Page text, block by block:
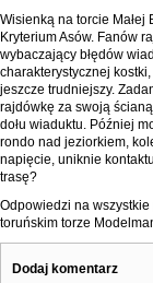
Wisienką na torcie
Kryterium Asów. Fanów
wybaczający błędów
charakterystycznej
jeszcze trudniejszy.
rajdówkę za swoją
dołu wiaduktu. Później
rondo nad jeziorkiem,
napięcie, uniknie
trasę?
Odpowiedzi na
toruńskim torze
Dodaj komentarz